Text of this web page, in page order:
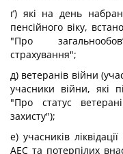
ґ) які на день
пенсійного віку,
"Про
страхування";
д) ветеранів війни
учасники війни, які
"Про статус
захисту");
е) учасників
АЕС та потерпілих